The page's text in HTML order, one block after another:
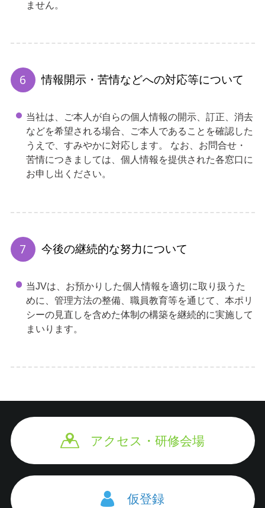
ません。
情報開示・苦情などへの対応等について
当社は、ご本人が自らの個人情報の開示、訂正、消去
などを希望される場合、ご本人であることを確認した
うえで、すみやかに対応します。 なお、お問合せ・
苦情につきましては、個人情報を提供された各窓口に
お申し出ください。
今後の継続的な努力について
当JVは、お預かりした個人情報を適切に取り扱うた
めに、管理方法の整備、職員教育等を通じて、本ポリ
シーの見直しを含めた体制の構築を継続的に実施して
まいります。
アクセス・研修会場
仮登録